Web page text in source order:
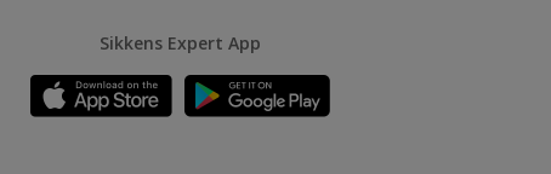
Sikkens Expert App